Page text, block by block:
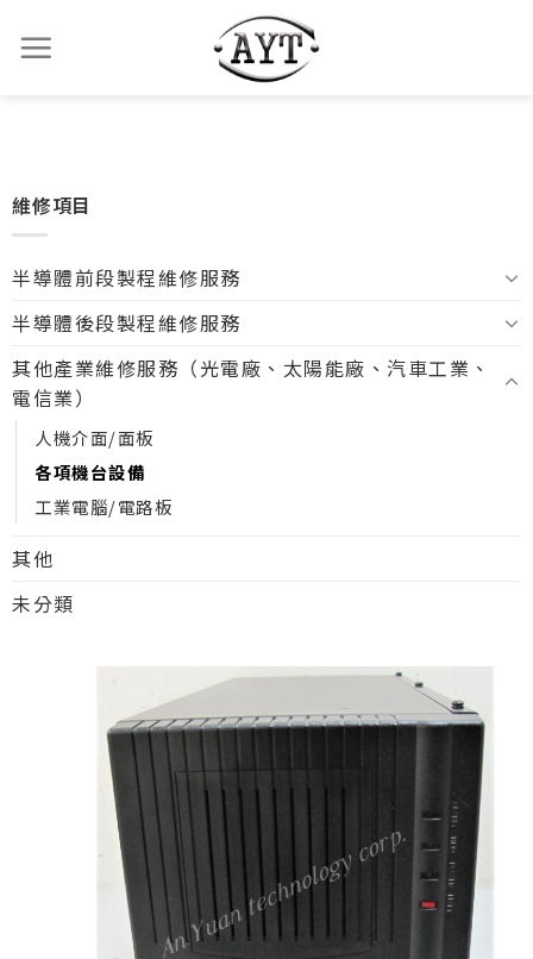
維修項目
半導體前段製程維修服務
半導體後段製程維修服務
其他產業維修服務（光電廠、太陽能廠、汽車工業、
電信業）
人機介面/面板
各項機台設備
工業電腦/電路板
其他
未分類